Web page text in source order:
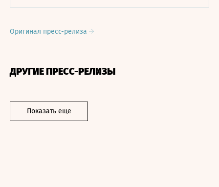
Оригинал пресс-релиза
ДРУГИЕ ПРЕСС-РЕЛИЗЫ
Показать еще